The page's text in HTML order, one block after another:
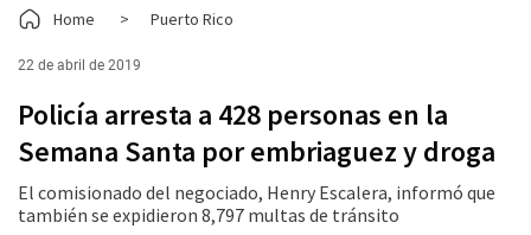
Home > Puerto Rico
22 de abril de 2019
Policía arresta a 428 personas en la
Semana Santa por embriaguez y droga
El comisionado del negociado, Henry Escalera, informó que
también se expidieron 8,797 multas de tránsito